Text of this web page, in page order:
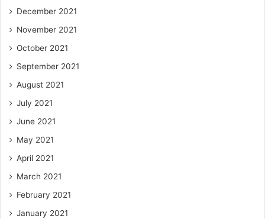
December 2021
November 2021
October 2021
September 2021
August 2021
July 2021
June 2021
May 2021
April 2021
March 2021
February 2021
January 2021